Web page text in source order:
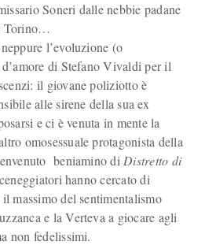
Soneri dalle nebbie padane
Torino…
l’evoluzione (o
di Stefano Vivaldi per il
il giovane poliziotto è
alle sirene della sua ex
e ci è venuta in mente la
omosessuale protagonista della
beniamino di Distretto di
hanno cercato di
massimo del sentimentalismo
e la Verteva a giocare agli
non fedelissimi.